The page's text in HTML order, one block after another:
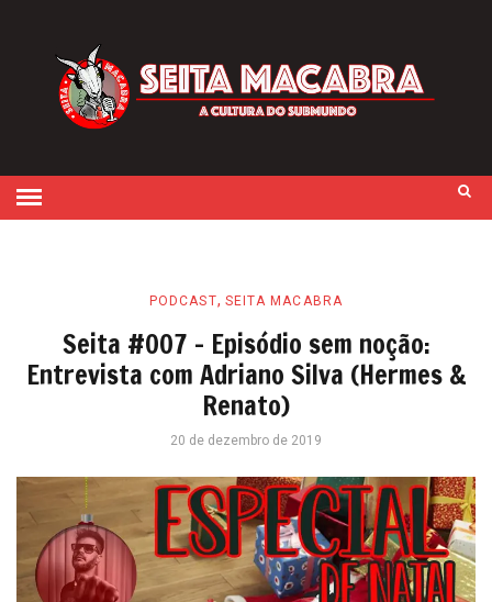
PODCAST, SEITA MACABRA
Seita #007 – Episódio sem noção:
Entrevista com Adriano Silva (Hermes &
Renato)
20 de dezembro de 2019